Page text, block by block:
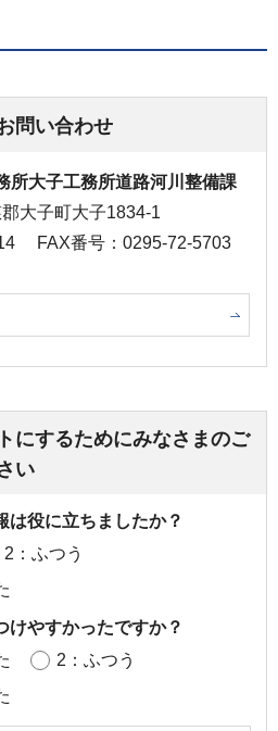
問い合わせ
所大子工務所道路河川整備課
大子町大子1834-1
FAX番号：0295-72-5703
にするためにみなさまのご
い
は役に立ちましたか？
2：ふつう
けやすかったですか？
2：ふつう